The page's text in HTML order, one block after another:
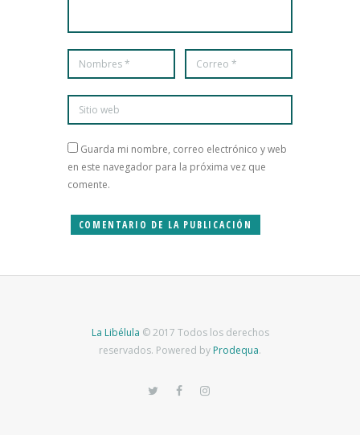
Guarda mi nombre, correo electrónico y web
en este navegador para la próxima vez que
comente.
La Libélula © 2017 Todos los derechos
reservados. Powered by Prodequa.